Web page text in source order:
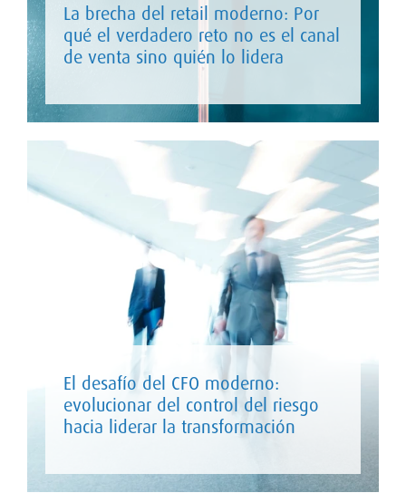
La brecha del retail moderno: Por
qué el verdadero reto no es el canal
de venta sino quién lo lidera
El desafío del CFO moderno:
evolucionar del control del riesgo
hacia liderar la transformación